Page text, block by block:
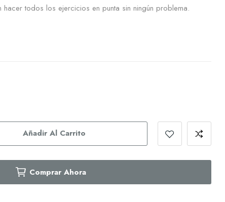
todos los ejercicios en punta sin ningún problema.
Añadir Al Carrito
Comprar Ahora